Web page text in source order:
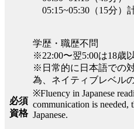
05:15~05:30（15分）
必須
資格
学歴・職歴不問
※22:00〜翌5:00は18歳
※日常的に日本語での
為、ネイティブレベル
※Fluency in Japanese
communication is needed,
Japanese.